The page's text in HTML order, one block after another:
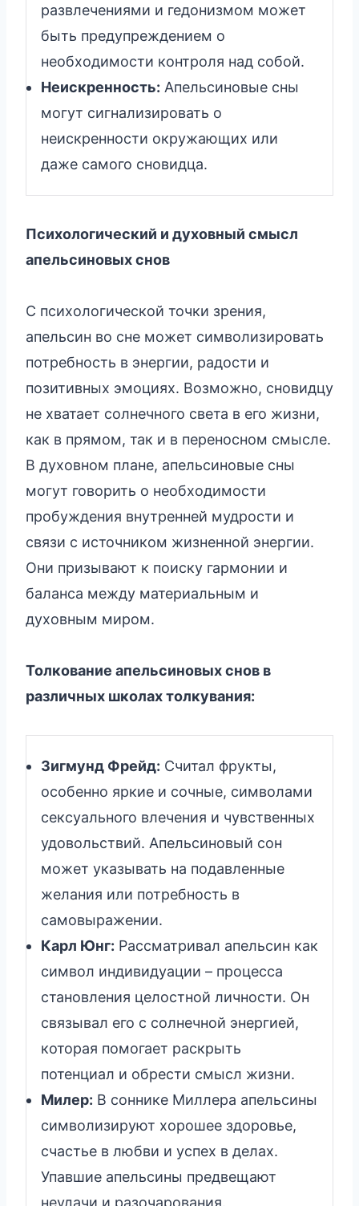
развлечениями и гедонизмом может
быть предупреждением о
необходимости контроля над собой.
Неискренность: Апельсиновые сны
могут сигнализировать о
неискренности окружающих или
даже самого сновидца.
Психологический и духовный смысл
апельсиновых снов
С психологической точки зрения,
апельсин во сне может символизировать
потребность в энергии, радости и
позитивных эмоциях. Возможно, сновидцу
не хватает солнечного света в его жизни,
как в прямом, так и в переносном смысле.
В духовном плане, апельсиновые сны
могут говорить о необходимости
пробуждения внутренней мудрости и
связи с источником жизненной энергии.
Они призывают к поиску гармонии и
баланса между материальным и
духовным миром.
Толкование апельсиновых снов в
различных школах толкувания:
Зигмунд Фрейд: Считал фрукты,
особенно яркие и сочные, символами
сексуального влечения и чувственных
удовольствий. Апельсиновый сон
может указывать на подавленные
желания или потребность в
самовыражении.
Карл Юнг: Рассматривал апельсин как
символ индивидуации – процесса
становления целостной личности. Он
связывал его с солнечной энергией,
которая помогает раскрыть
потенциал и обрести смысл жизни.
Милер: В соннике Миллера апельсины
символизируют хорошее здоровье,
счастье в любви и успех в делах.
Упавшие апельсины предвещают
неудачи и разочарования.